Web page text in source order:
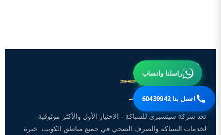
تعد شركة سينسبري للسباكة - الاختيار الأول والأكثر موثوقية
لخدمات السباكة والصرف الصحي في جميع مناطق الكويت. خبرة
راسلنا واتساب
اتصل بنا 60439942